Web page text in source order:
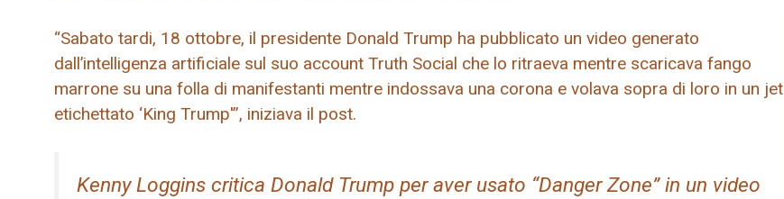
“Sabato tardi, 18 ottobre, il presidente Donald Trump ha pubblicato un video generato
dall’intelligenza artificiale sul suo account Truth Social che lo ritraeva mentre scaricava fango
marrone su una folla di manifestanti mentre indossava una corona e volava sopra di loro in un jet
etichettato ‘King Trump'”, iniziava il post.
Kenny Loggins critica Donald Trump per aver usato “Danger Zone” in un video